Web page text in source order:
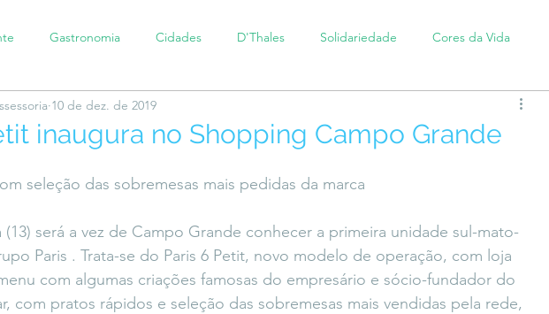
Gastronomia Cidades D'Thales Solidariedade Cores da Vida
#setembroamarelo #TôemSampa, meu!
#entrevista Entre Palavras
Saiba Direito
inaugura no Shopping Campo Grande
10 de dez. de 2019
seleção das sobremesas mais pedidas da marca
(13) será a vez de Campo Grande conhecer a primeira unidade sul-mato-
Paris . Trata-se do Paris 6 Petit, novo modelo de operação, com loja
com algumas criações famosas do empresário e sócio-fundador do
com pratos rápidos e seleção das sobremesas mais vendidas pela rede,